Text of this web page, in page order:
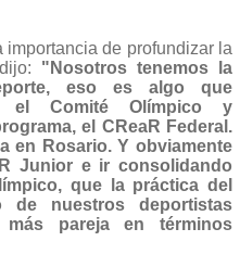
de profundizar la
"Nosotros tenemos la
eso es algo que
el Comité Olímpico y
el CReaR Federal.
en Rosario. Y obviamente
Junior e ir consolidando
que la práctica del
de nuestros deportistas
pareja en términos